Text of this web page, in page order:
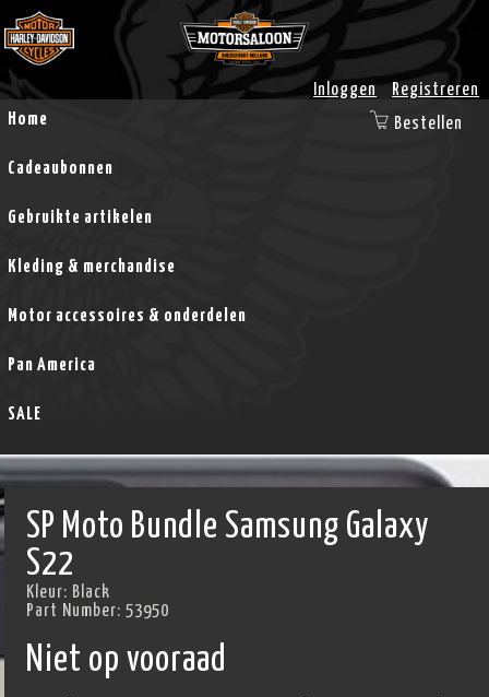
Inloggen
Registreren
Home
Cadeaubonnen
Gebruikte artikelen
Kleding & merchandise
Motor accessoires & onderdelen
Pan America
SALE
Bestellen
SP Moto Bundle Samsung Galaxy
S22
Kleur: Black
Part Number:53950
Niet op vooraad